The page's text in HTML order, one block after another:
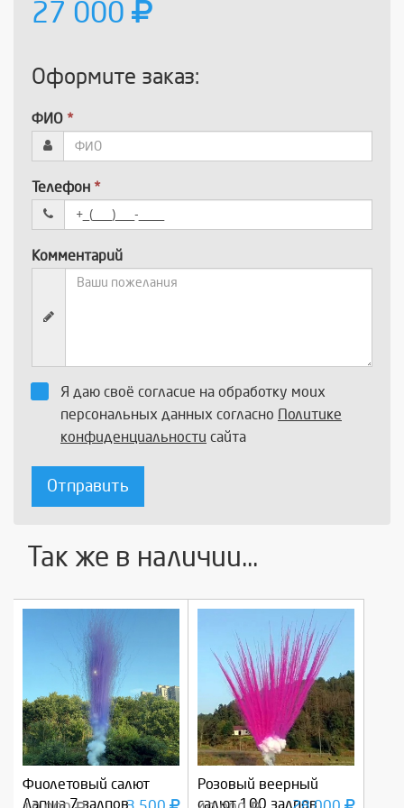
27 000
Оформите заказ:
ФИО *
Телефон *
Комментарий
Я даю своё согласие на обработку моих
персональных данных согласно Политике
конфиденциальности сайта
Отправить
Так же в наличии...
Фиолетовый салют
Лапша 7 залпов
Розовый веерный
салют 100 залпов